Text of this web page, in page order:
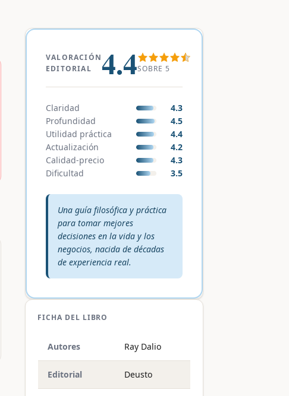
VALORACIÓN
EDITORIAL
4.4SOBRE 5
Claridad
4.3
Profundidad
4.5
Utilidad práctica
4.4
Actualización
4.2
Calidad-precio
4.3
Dificultad
3.5
Veredicto editorial:
Una guía filosófica y práctica
para tomar mejores
decisiones en la vida y los
negocios, nacida de décadas
de experiencia real.
FICHA DEL LIBRO
Autores Ray Dalio
Editorial Deusto